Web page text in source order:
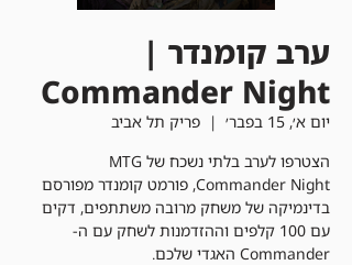
ערב קומנדר |
Commander Night
יום א׳, 15 בפבר׳
  |
פריק תל אביב
הצטרפו לערב בלתי נשכח של MTG
Commander Night, פורמט קומנדר מפורסם
בדינמיקה של משחק מרובה משתתפים, דקים
עם 100 קלפים וההזדמנות לשחק עם ה-
Commander האגדי שלכם.